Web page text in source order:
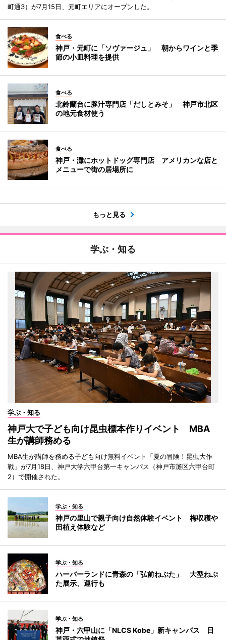
町通3）が7月15日、元町エリアにオープンした。
食べる
神戸・元町に「ソヴァージュ」 朝からワインと季
節の小皿料理を提供
食べる
北鈴蘭台に豚汁専門店「だしとみそ」 神戸市北区
の地元食材使う
食べる
神戸・灘にホットドッグ専門店 アメリカンな店と
メニューで街の居場所に
もっと見る
学ぶ・知る
学ぶ・知る
神戸大で子ども向け昆虫標本作りイベント MBA
生が講師務める
MBA生が講師を務める子ども向け無料イベント「夏の冒険！昆虫大作
戦」が7月18日、神戸大学六甲台第一キャンパス（神戸市灘区六甲台町
2）で開催された。
学ぶ・知る
神戸の里山で親子向け自然体験イベント 梅収穫や
田植え体験など
学ぶ・知る
ハーバーランドに青森の「弘前ねぷた」 大型ねぷ
た展示、運行も
学ぶ・知る
神戸・六甲山に「NLCS Kobe」新キャンパス 日